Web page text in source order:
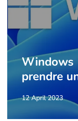
Windows
prendre
12 April 2023